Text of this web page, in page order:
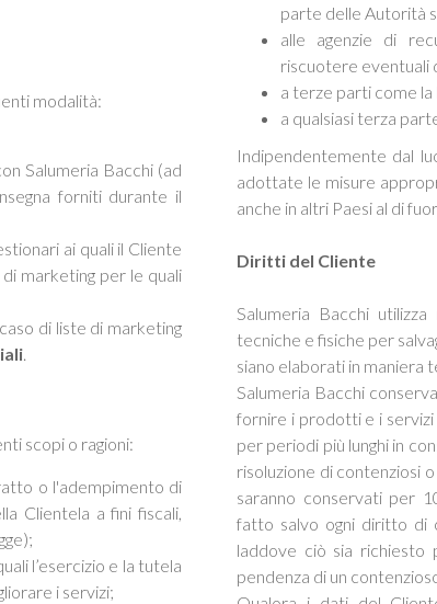
modalità:
Salumeria Bacchi (ad
forniti durante il
ai quali il Cliente
marketing per le quali
di liste di marketing
scopi o ragioni:
o l'adempimento di
Clientela a fini fiscali,
l’esercizio e la tutela
i servizi;
parte delle Autorità
alle agenzie di
riscuotere eventuali
a terze parti come
a qualsiasi terza
Indipendentemente dal
adottate le misure
anche in altri Paesi al di
Diritti del Cliente
Salumeria Bacchi utilizza
tecniche e fisiche per
siano elaborati in maniera
Salumeria Bacchi
fornire i prodotti e i servizi
per periodi più lunghi in
risoluzione di contenziosi
saranno conservati per
fatto salvo ogni diritto di
laddove ciò sia richiesto
pendenza di un